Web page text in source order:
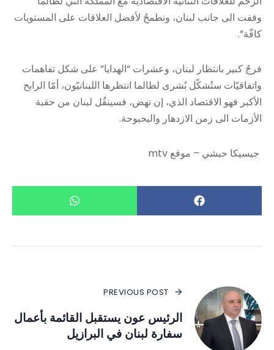
وقفت الى جانب لبنان، ونطمحُ لأفضل العلاقات على المستويات
كافّة”.
فرجٌ كبير بانتظار لبنان، وعشرات “الهدايا” على شكل تفاهمات
واتفاقيّات ستُشكّل بُشرى لطالما انتظرها اللبنانيّون، أمّا الرابح
الأكبر فهو الاقتصاد الذي، إن نهض، فسينقُل لبنان من حقبة
الأزمات الى زمن الازدهار والبحبوحة.
جيسيكا حبشي – موقع mtv
PREVIOUS POST
الرئيس عون يستقبل القائمة بأعمال
سفارة لبنان في البرازيل